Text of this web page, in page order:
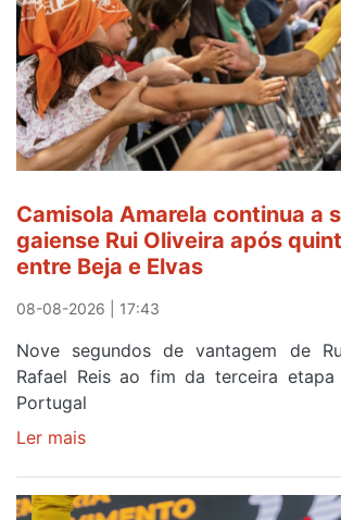
mas
ganha
prémio
combatividade
na
Serra
da
Camisola Amarela continua a
gaiense Rui Oliveira após
entre Beja e Elvas
08-08-2026 | 17:43
Nove segundos de vantagem de
Rafael Reis ao fim da terceira
Portugal
Ler mais
Amarela